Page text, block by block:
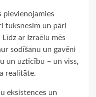
pievienojamies
tuksnesim un pāri
ar Izraēlu mēs
sodīšanu un gavēni
un uzticību – un viss,
realitāte.
eksistences un